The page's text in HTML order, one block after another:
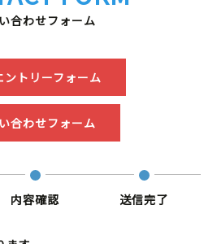
合わせフォーム
ントリーフォーム
合わせフォーム
内容確認 送信完了